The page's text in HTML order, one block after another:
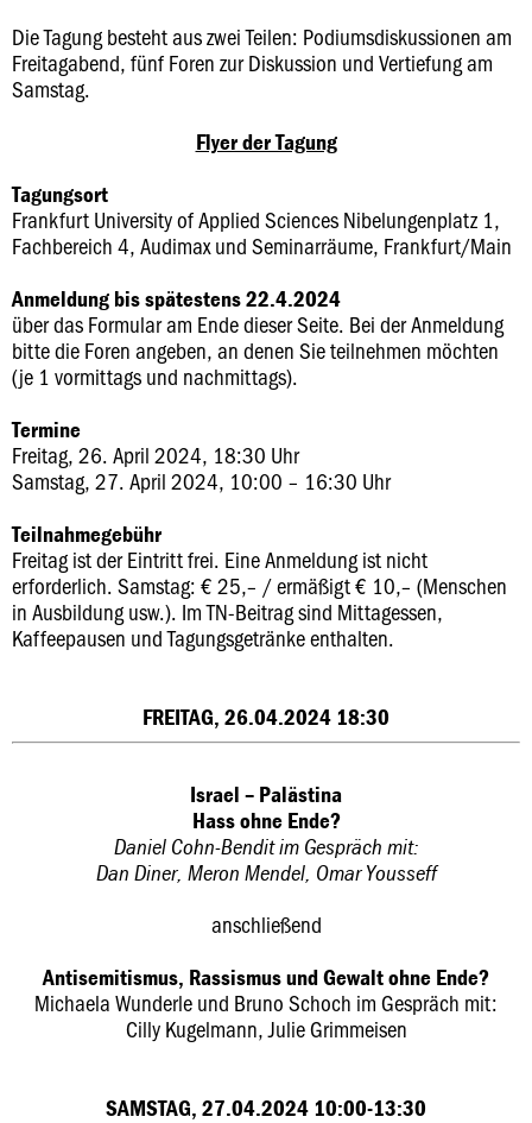
Die Tagung besteht aus zwei Teilen: Podiumsdiskussionen am
Freitagabend, fünf Foren zur Diskussion und Vertiefung am
Samstag.
Flyer der Tagung
Tagungsort
Frankfurt University of Applied Sciences Nibelungenplatz 1,
Fachbereich 4, Audimax und Seminarräume, Frankfurt/Main
Anmeldung bis spätestens 22.4.2024
über das Formular am Ende dieser Seite. Bei der Anmeldung
bitte die Foren angeben, an denen Sie teilnehmen möchten
(je 1 vormittags und nachmittags).
Termine
Freitag, 26. April 2024, 18:30 Uhr
Samstag, 27. April 2024, 10:00 – 16:30 Uhr
Teilnahmegebühr
Freitag ist der Eintritt frei. Eine Anmeldung ist nicht
erforderlich. Samstag: € 25,– / ermäßigt € 10,– (Menschen
in Ausbildung usw.). Im TN-Beitrag sind Mittagessen,
Kaffeepausen und Tagungsgetränke enthalten.
FREITAG, 26.04.2024 18:30
Israel – Palästina
Hass ohne Ende?
Daniel Cohn-Bendit im Gespräch mit:
Dan Diner, Meron Mendel, Omar Yousseff
anschließend
Antisemitismus, Rassismus und Gewalt ohne Ende?
Michaela Wunderle und Bruno Schoch im Gespräch mit:
Cilly Kugelmann, Julie Grimmeisen
SAMSTAG, 27.04.2024 10:00-13:30